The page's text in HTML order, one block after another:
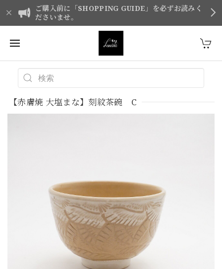
ご購入前に「SHOPPING GUIDE」を必ずお読みく
ださいませ。
【赤膚焼 大塩まな】刻紋茶碗 C